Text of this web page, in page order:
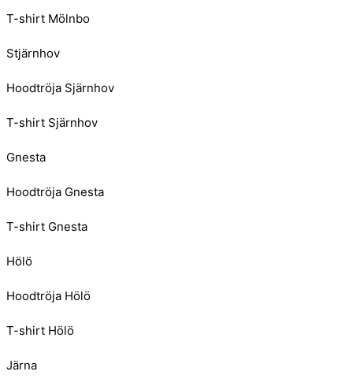
T-shirt Mölnbo
Stjärnhov
Hoodtröja Sjärnhov
T-shirt Sjärnhov
Gnesta
Hoodtröja Gnesta
T-shirt Gnesta
Hölö
Hoodtröja Hölö
T-shirt Hölö
Järna